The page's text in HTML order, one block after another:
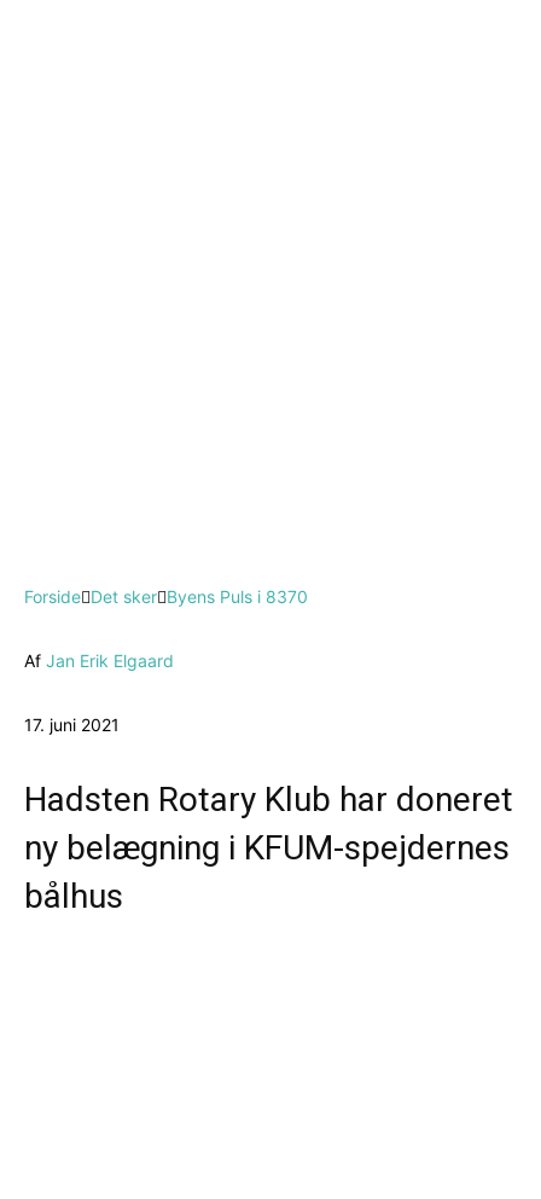
Forside Det sker Byens Puls i 8370
Af Jan Erik Elgaard
17. juni 2021
Hadsten Rotary Klub har doneret
ny belægning i KFUM-spejdernes
bålhus